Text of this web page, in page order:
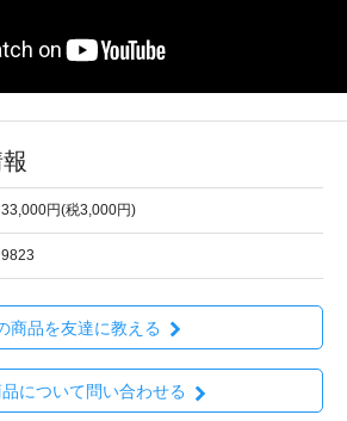
33,000円(税3,000円)
9823
商品を友達に教える
について問い合わせる